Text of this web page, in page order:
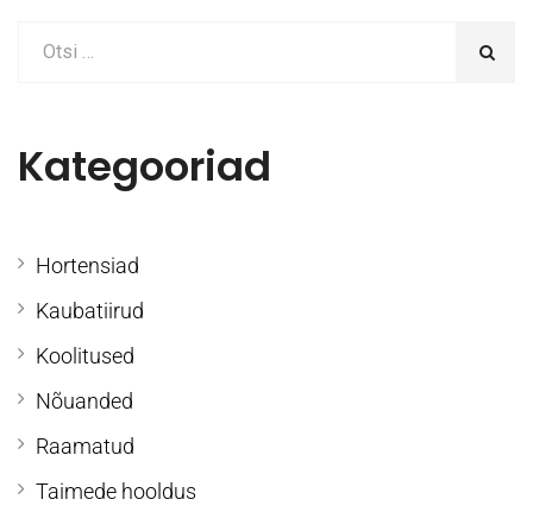
Kategooriad
Hortensiad
Kaubatiirud
Koolitused
Nõuanded
Raamatud
Taimede hooldus